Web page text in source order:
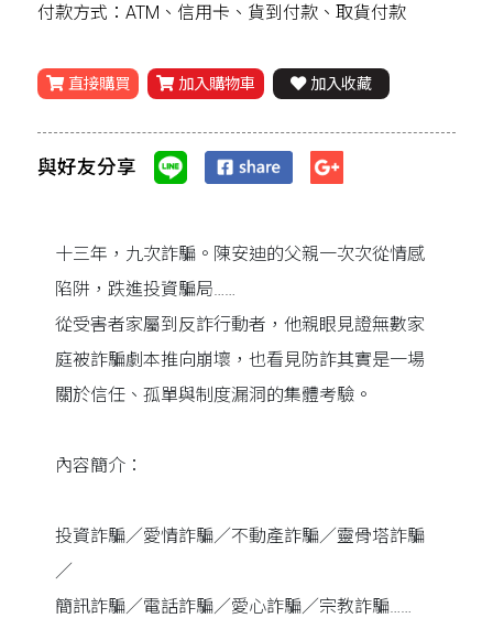
付款方式：ATM、信用卡、貨到付款、取貨付款
直接購買 加入購物車 加入收藏
與好友分享
十三年，九次詐騙。陳安迪的父親一次次從情感
陷阱，跌進投資騙局……
從受害者家屬到反詐行動者，他親眼見證無數家
庭被詐騙劇本推向崩壞，也看見防詐其實是一場
關於信任、孤單與制度漏洞的集體考驗。
內容簡介：
投資詐騙／愛情詐騙／不動產詐騙／靈骨塔詐騙
／
簡訊詐騙／電話詐騙／愛心詐騙／宗教詐騙……